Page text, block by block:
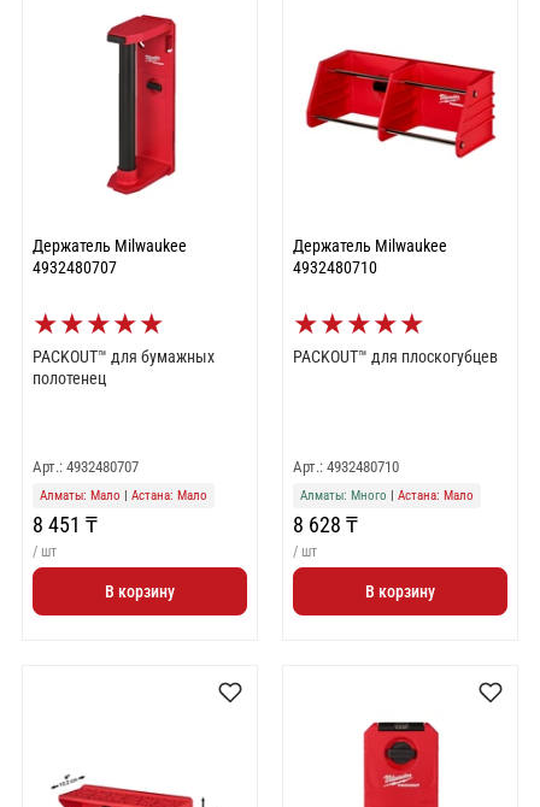
Держатель Milwaukee
4932480707
★★★★★
PACKOUT™ для бумажных
полотенец
Арт.: 4932480707
Алматы: Мало Астана: Мало
8 451 ₸
/ шт
В корзину
Держатель Milwaukee
4932480710
★★★★★
PACKOUT™ для плоскогубцев
Арт.: 4932480710
Алматы: Много Астана: Мало
8 628 ₸
/ шт
В корзину